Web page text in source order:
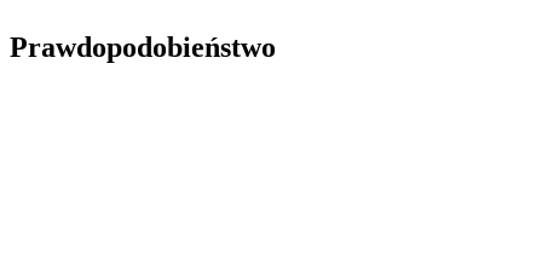
Prawdopodobieństwo